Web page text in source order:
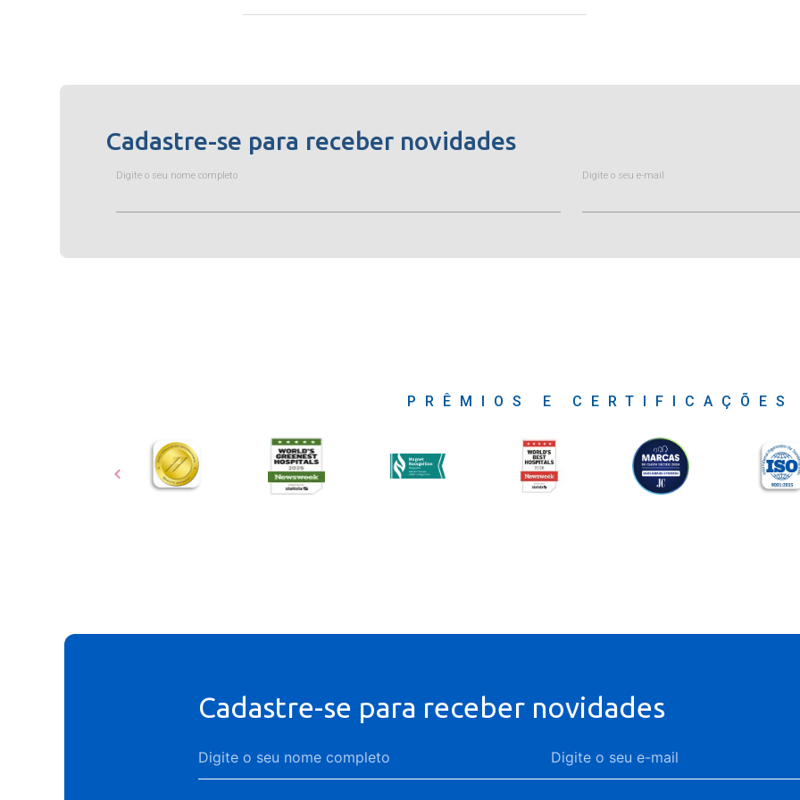
Cadastre-se para receber novidades
Digite o seu nome completo Digite o seu e-mail
PRÊMIOS E CERTIFICAÇÕES
Cadastre-se para receber novidades